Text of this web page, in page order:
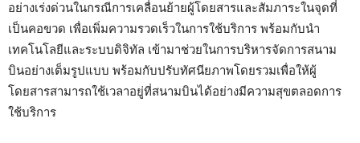
อย่างเร่งด่วนในกรณีการเคลื่อนย้ายผู้โดยสารและสัมภาระในจุดที่
เป็นคอขวด เพื่อเพิ่มความรวดเร็วในการใช้บริการ พร้อมกับนำ
เทคโนโลยีและระบบดิจิทัล เข้ามาช่วยในการบริหารจัดการสนาม
บินอย่างเต็มรูปแบบ พร้อมกับปรับทัศนียภาพโดยรวมเพื่อให้ผู้
โดยสารสามารถใช้เวลาอยู่ที่สนามบินได้อย่างมีความสุขตลอดการ
ใช้บริการ